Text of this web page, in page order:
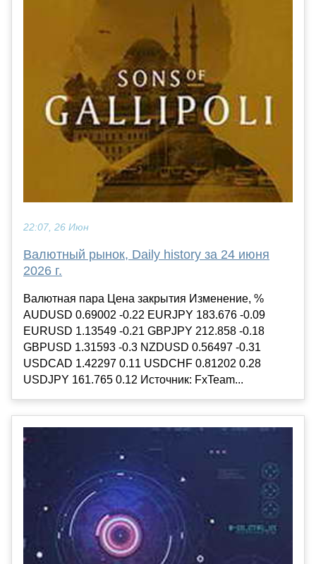
22:07, 26 Июн
Валютный рынок, Daily history за 24 июня
2026 г.
Валютная пара Цена закрытия Изменение, %
AUDUSD 0.69002 -0.22 EURJPY 183.676 -0.09
EURUSD 1.13549 -0.21 GBPJPY 212.858 -0.18
GBPUSD 1.31593 -0.3 NZDUSD 0.56497 -0.31
USDCAD 1.42297 0.11 USDCHF 0.81202 0.28
USDJPY 161.765 0.12 Источник: FxTeam...